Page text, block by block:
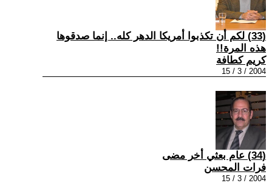
(33) لكم أن تكذبوا أمريكا الدهر كله.. إنما صدقوها
هذه المرة!!
كريم كطافة
2004 / 3 / 15
(34) عام بعثي أخر مضى
فرات المحسن
2004 / 3 / 15